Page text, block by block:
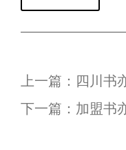
上一篇：四川
下一篇：加盟书